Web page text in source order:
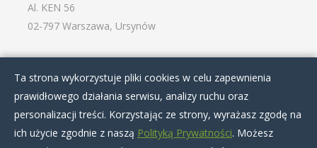
Al. KEN 56
02-797 Warszawa, Ursynów
O nas
Terapie specjalistyczne
Zabiegi kosmetyczne
Artykuły
Nasz zespół
Ta strona wykorzystuje pliki cookies w celu zapewnienia
prawidłowego działania serwisu, analizy ruchu oraz
personalizacji treści. Korzystając ze strony, wyrażasz zgodę na
ich użycie zgodnie z naszą Polityką Prywatności. Możesz